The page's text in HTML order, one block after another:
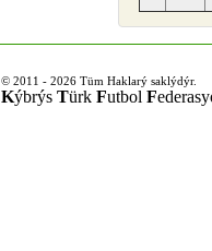
© 2011 - 2026 Tüm Haklarý saklýdýr.
Kýbrýs Türk Futbol F